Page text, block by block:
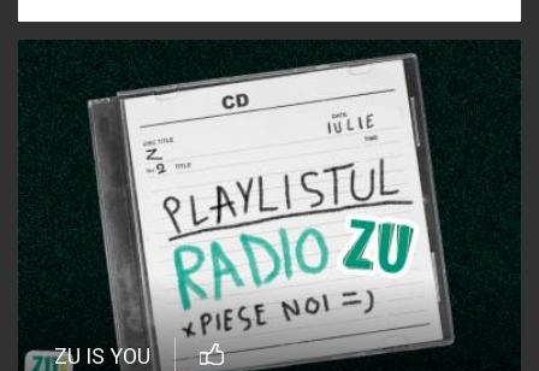
ZU IS YOU